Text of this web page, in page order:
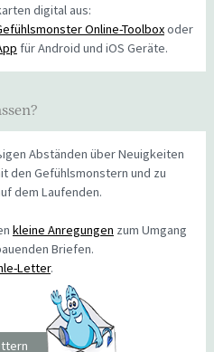
digital aus:
Online-Toolboxoder
für Android und iOS Geräte.
Abständen über Neuigkeiten
den Gefühlsmonstern und zu
dem Laufenden.
kleine Anregungen zum Umgang
Briefen.
Letter.